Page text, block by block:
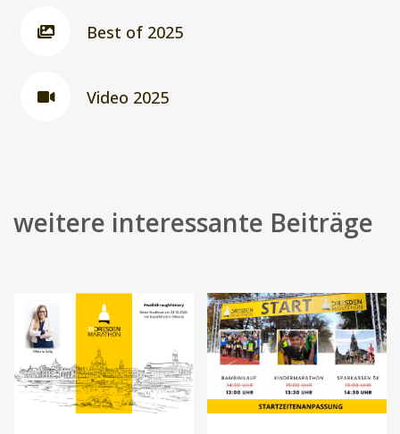
Best of 2025
Video 2025
weitere interessante Beiträge